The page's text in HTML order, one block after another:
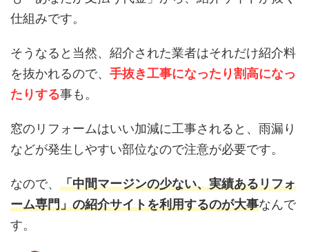
仕組みです。
そうなると当然、紹介された業者はそれだけ紹介料
を抜かれるので、 手抜き工事になったり割高になっ
たりする事も。
窓のリフォームはいい加減に工事されると、雨漏り
などが発生しやすい部位なので注意が必要です。
なので、 「中間マージンの少ない、実績あるリフォ
ーム専門」の紹介サイトを利用するのが大事なんで
す。